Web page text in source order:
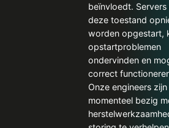
beïnvloedt. Servers
deze toestand
worden opgestart,
opstartproblemen
ondervinden en
correct
Onze engineers zijn
momenteel bezig